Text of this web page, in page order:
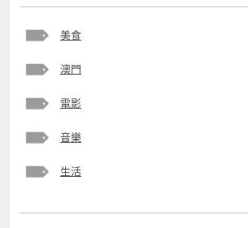
美食
澳門
電影
音樂
生活